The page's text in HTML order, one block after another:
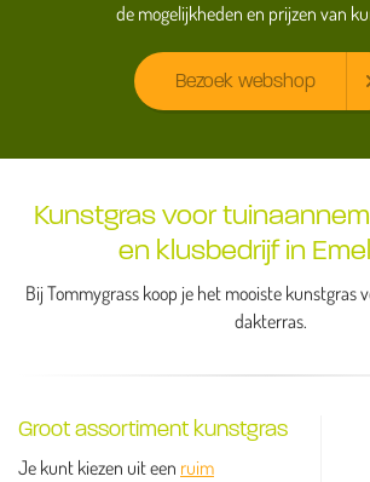
de mogelijkheden en prijzen van
Bezoek webshop
Kunstgras voor
en klusbedrijf in
Bij Tommygrass koop je het mooiste kunstgras
dakterras.
Groot assortiment kunstgras
Je kunt kiezen uit een ruim